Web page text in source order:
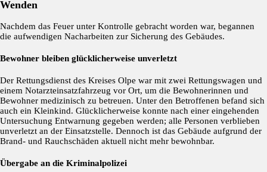
Wenden
Nachdem das Feuer unter Kontrolle gebracht worden war, begannen
die aufwendigen Nacharbeiten zur Sicherung des Gebäudes.
Bewohner bleiben glücklicherweise unverletzt
Der Rettungsdienst des Kreises Olpe war mit zwei Rettungswagen und
einem Notarzteinsatzfahrzeug vor Ort, um die Bewohnerinnen und
Bewohner medizinisch zu betreuen. Unter den Betroffenen befand sich
auch ein Kleinkind. Glücklicherweise konnte nach einer eingehenden
Untersuchung Entwarnung gegeben werden; alle Personen verblieben
unverletzt an der Einsatzstelle. Dennoch ist das Gebäude aufgrund der
Brand- und Rauchschäden aktuell nicht mehr bewohnbar.
Übergabe an die Kriminalpolizei